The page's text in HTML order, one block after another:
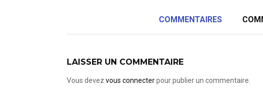
COMMENTAIRES
LAISSER UN COMMENTAIRE
Vous devez vous connecterpour publier un commentaire.